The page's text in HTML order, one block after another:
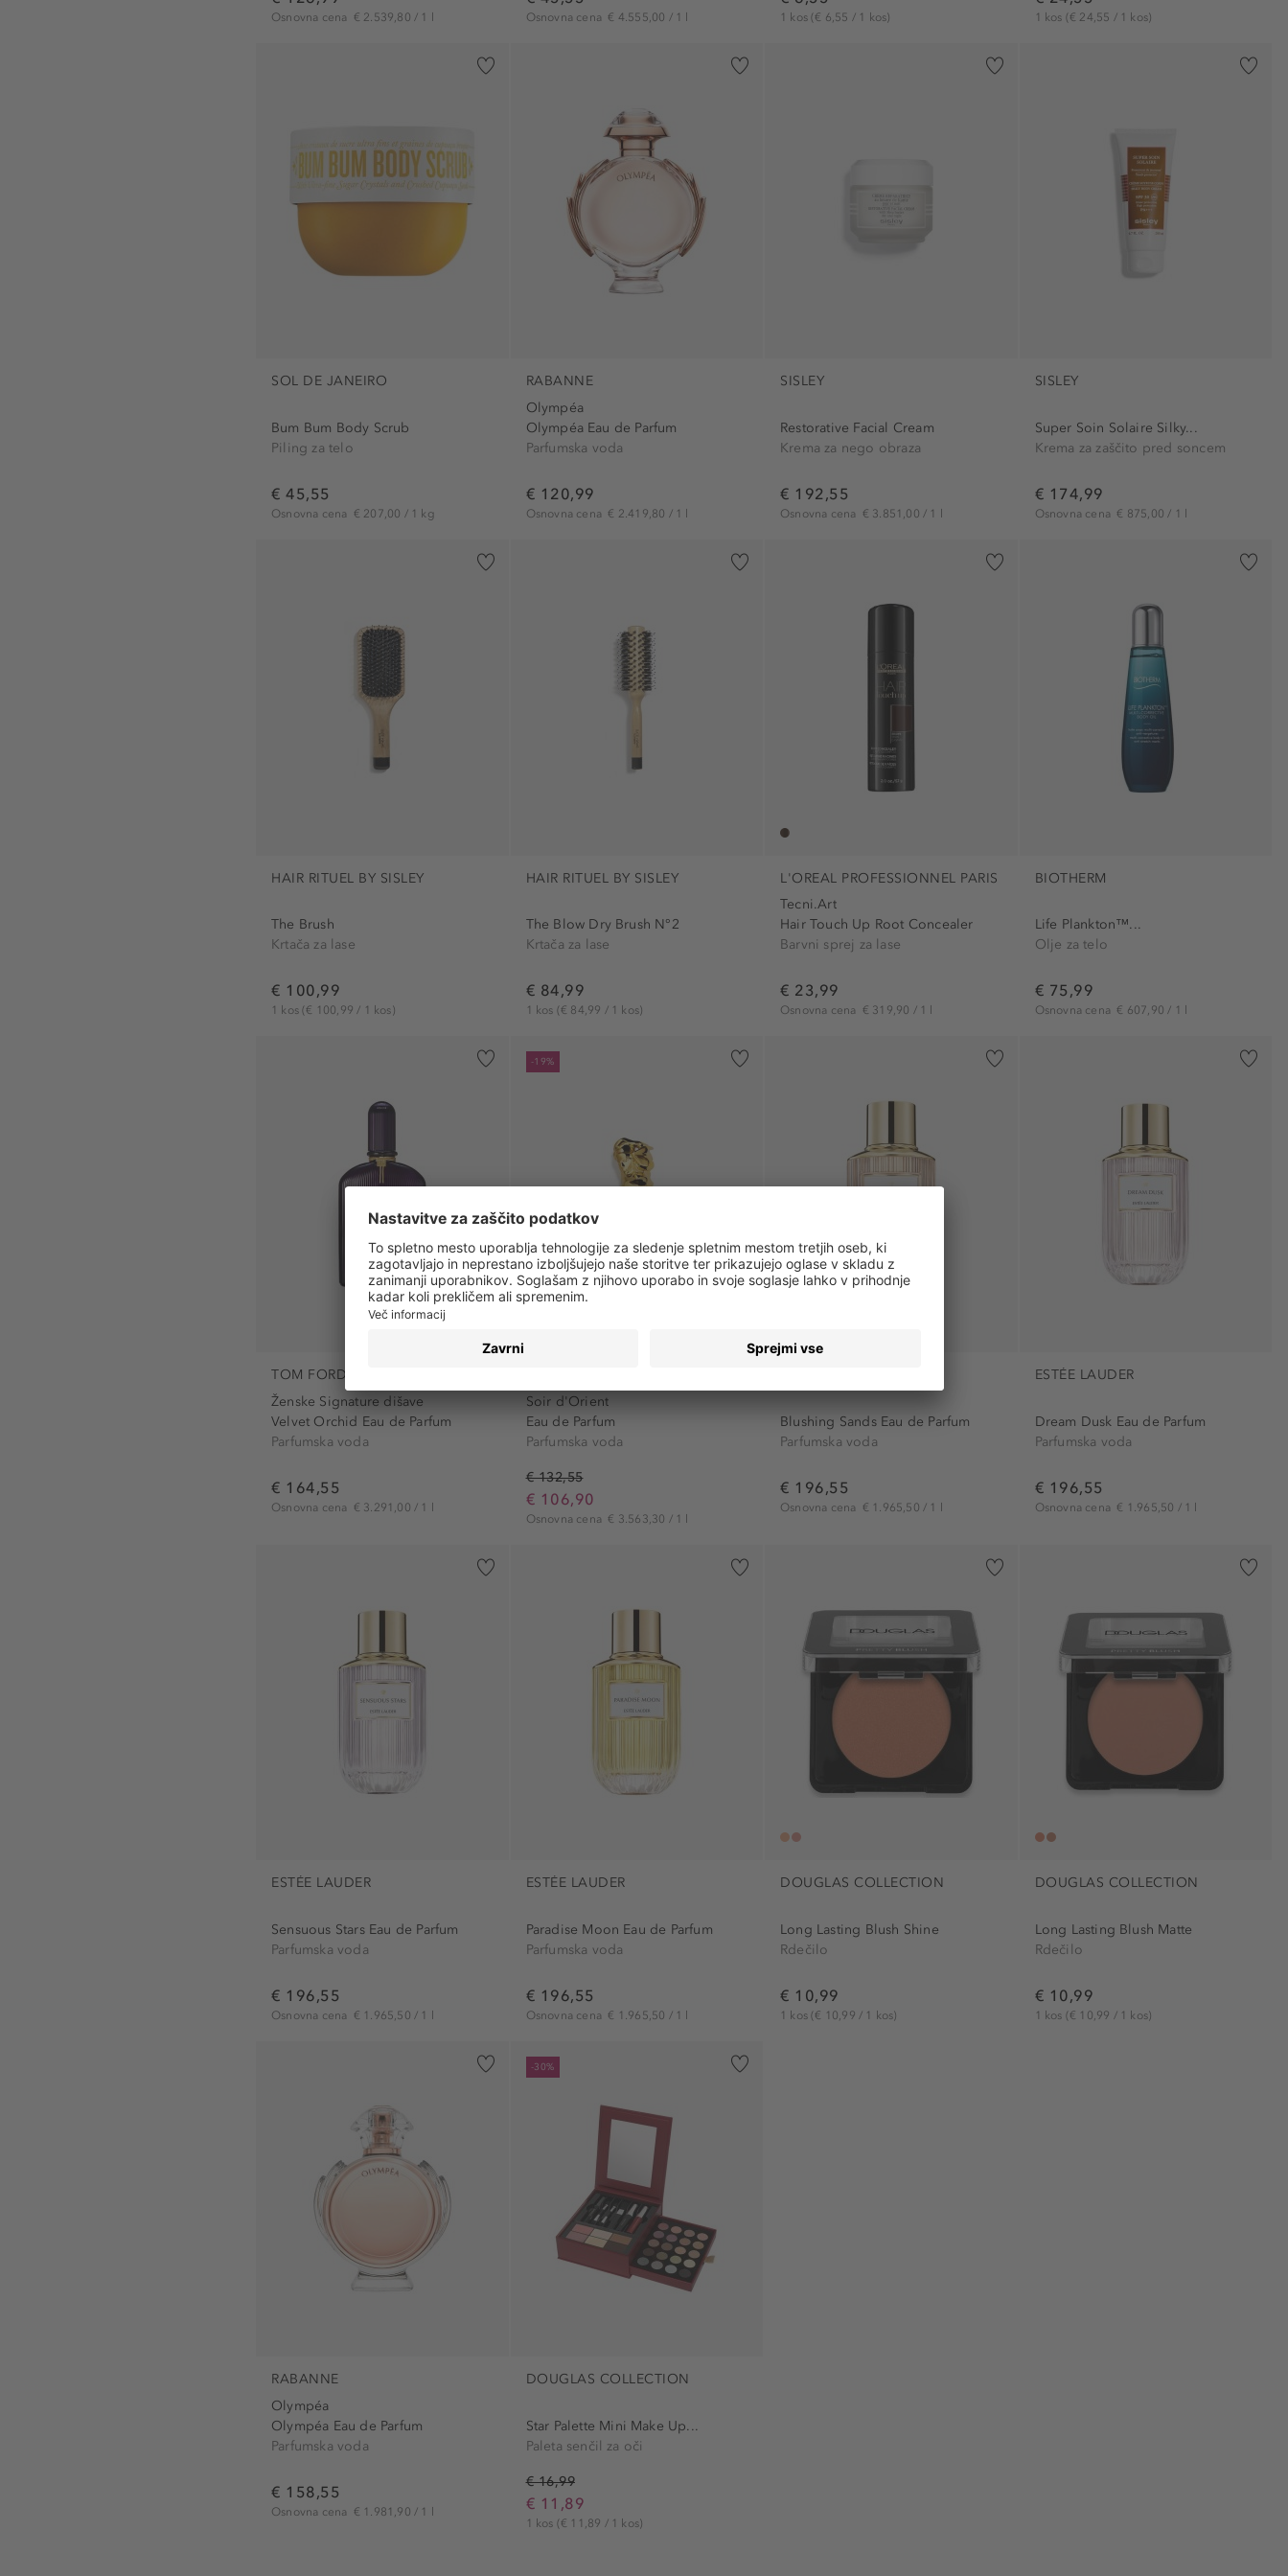
vegan (2)
Osnovna cena € 2.539,80 / 1 l Osnovna cena € 4.555,00 / 1 l 1 kos(€ 6,55 / 1 kos) 1 kos (€ 24,55 / 1 kos)
SOL DE JANEIRO
Bum Bum Body Scrub
Piling za telo
€ 45,55
Osnovna cena € 207,00 / 1 kg
RABANNE
Olympéa
Olympéa Eau de Parfum
Parfumska voda
€ 120,99
Osnovna cena € 2.419,80 / 1 l
SISLEY
Restorative Facial Cream
Krema za nego obraza
€ 192,55
Osnovna cena € 3.851,00 / 1 l
SISLEY
Super Soin Solaire Silky...
Krema za zaščito pred soncem
€ 174,99
Osnovna cena € 875,00 / 1 l
HAIR RITUEL BY SISLEY
The Brush
Krtača za lase
€ 100,99
1 kos(€ 100,99 / 1 kos)
HAIR RITUEL BY SISLEY
The Blow Dry Brush N°2
Krtača za lase
€ 84,99
1 kos (€ 84,99 / 1 kos)
L'OREAL PROFESSIONNEL PARIS
Tecni.Art
Hair Touch Up Root Concealer
Barvni sprej za lase
€ 23,99
Osnovna cena € 319,90 / 1 l
BIOTHERM
Life Plankton™...
Olje za telo
€ 75,99
Osnovna cena € 607,90 / 1 l
TOM FORD
Ženske Signature dišave
Velvet Orchid Eau de Parfum
Parfumska voda
€ 164,55
Osnovna cena € 3.291,00 / 1 l
-19%
Soir d'Orient
Eau de Parfum
Parfumska voda
€ 132,55
€ 106,90
Osnovna cena € 3.563,30 / 1 l
Blushing Sands Eau de Parfum
Parfumska voda
€ 196,55
Osnovna cena € 1.965,50 / 1 l
ESTÉE LAUDER
Dream Dusk Eau de Parfum
Parfumska voda
€ 196,55
Osnovna cena € 1.965,50 / 1 l
ESTÉE LAUDER
Sensuous Stars Eau de Parfum
Parfumska voda
€ 196,55
Osnovna cena € 1.965,50 / 1 l
ESTÉE LAUDER
Paradise Moon Eau de Parfum
Parfumska voda
€ 196,55
Osnovna cena € 1.965,50 / 1 l
DOUGLAS COLLECTION
Long Lasting Blush Shine
Rdečilo
€ 10,99
1 kos(€ 10,99 / 1 kos)
DOUGLAS COLLECTION
Long Lasting Blush Matte
Rdečilo
€ 10,99
1 kos (€ 10,99 / 1 kos)
RABANNE
Olympéa
Olympéa Eau de Parfum
Parfumska voda
€ 158,55
Osnovna cena € 1.981,90 / 1 l
-30%
DOUGLAS COLLECTION
Star Palette Mini Make Up...
Paleta senčil za oči
€ 16,99
€ 11,89
1 kos (€ 11,89 / 1 kos)